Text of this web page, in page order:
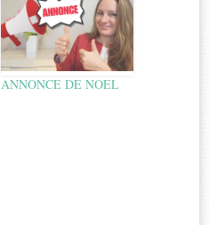
ANNONCE DE NOEL